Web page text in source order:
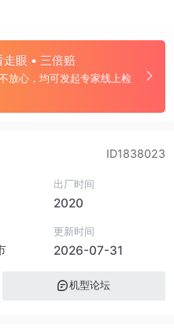
走眼 • 三倍赔
放心，均可发起专家线上检
ID1838023
出厂时间
2020
更新时间
2026-07-31
机型论坛